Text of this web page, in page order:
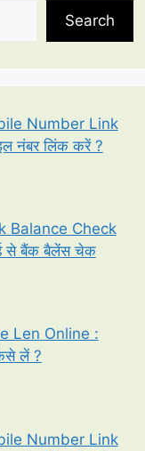
Search
Number Link
नंबर लिंक करें ?
Balance Check
से बैंक बैलेंस चेक
Len Online :
लें ?
Number Link